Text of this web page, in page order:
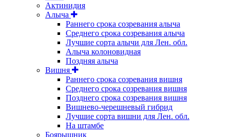
Актинидия
Алыча
Раннего срока созревания алыча
Среднего срока созревания алыча
Лучшие сорта алычи для Лен. обл.
Алыча колоновидная
Поздняя алыча
Вишня
Раннего срока созревания вишня
Среднего срока созревания вишня
Позднего срока созревания вишня
Вишнево-черешневый гибрид
Лучшие сорта вишни для Лен. обл.
На штамбе
Боярышник